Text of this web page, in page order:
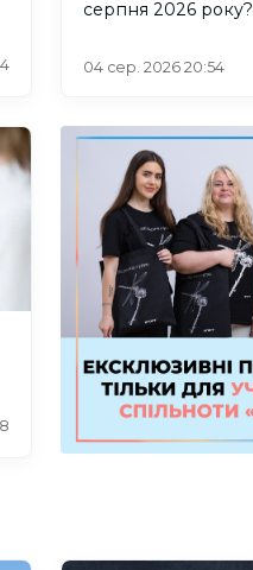
серпня 2026 року?
04 сер. 2026 20:54